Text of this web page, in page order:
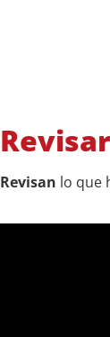
Revisar
Revisan lo que